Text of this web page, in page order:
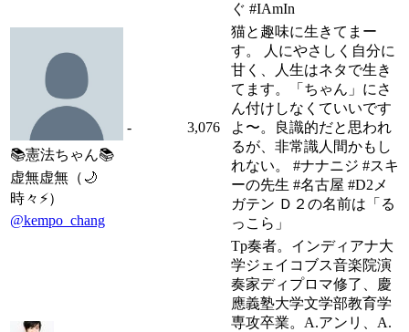
ぐ #IAmIn
📚憲法ちゃん📚
虚無虚無（🌙
時々⚡️）
@kempo_chang
- 3,076
猫と趣味に生きてまー
す。 人にやさしく自分に
甘く、人生はネタで生き
てます。「ちゃん」にさ
ん付けしなくていいです
よ〜。良識的だと思われ
るが、非常識人間かもし
れない。 #ナナニジ #スキ
ーの先生 #名古屋 #D2メ
ガテン Ｄ２の名前は「る
っこら」
Tp奏者。インディアナ大
学ジェイコブス音楽院演
奏家ディプロマ修了、慶
應義塾大学文学部教育学
専攻卒業。A.アンリ、A.